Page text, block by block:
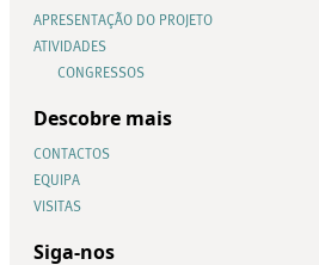
APRESENTAÇÃO DO PROJETO
ATIVIDADES
CONGRESSOS
Descobre mais
CONTACTOS
EQUIPA
VISITAS
Siga-nos